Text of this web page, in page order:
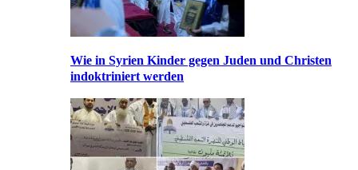
Wie in Syrien Kinder gegen Juden und Christen
indoktriniert werden